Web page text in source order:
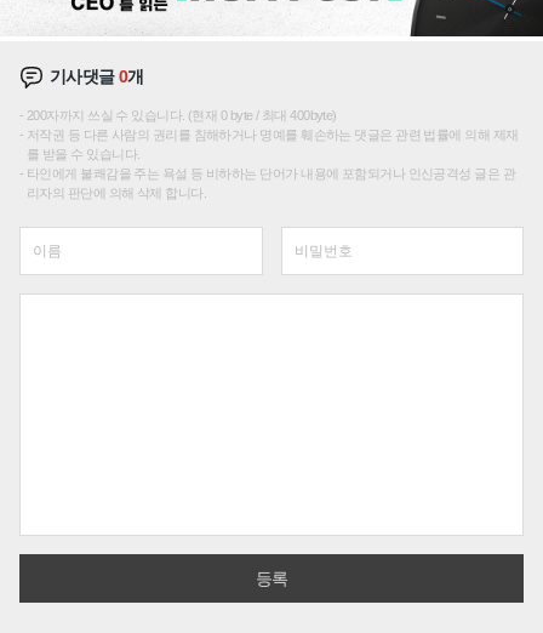
기사댓글0개
200자까지 쓰실 수 있습니다. (현재 0 byte / 최대 400byte)
저작권 등 다른 사람의 권리를 침해하거나 명예를 훼손하는 댓글은 관련 법률에 의해 제재
를 받을 수 있습니다.
타인에게 불쾌감을 주는 욕설 등 비하하는 단어가 내용에 포함되거나 인신공격성 글은 관
리자의 판단에 의해 삭제 합니다.